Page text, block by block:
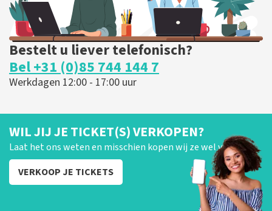
Bestelt u liever telefonisch?
Bel +31 (0)85 744 144 7
Werkdagen 12:00 - 17:00 uur
WIL JIJ JE TICKET(S) VERKOPEN?
Laat het ons weten en misschien kopen wij ze wel van je!
VERKOOP JE TICKETS